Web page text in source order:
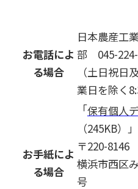
お電話によ
る場合
日本農産工
部 045-
（土日祝日
業日を除く
お手紙によ
る場合
「保有個人
（245KB）
〒220-8146
横浜市西区
号